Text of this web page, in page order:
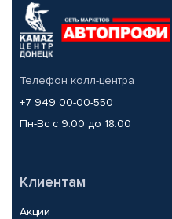
Телефон колл-центра
+7 949 00-00-550
Пн-Вс с 9.00 до 18.00
Клиентам
Акции